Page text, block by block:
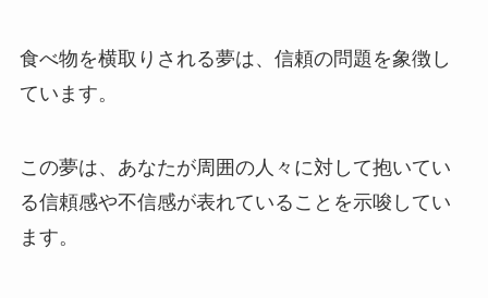
食べ物を横取りされる夢は、信頼の問題を象徴し
ています。
この夢は、あなたが周囲の人々に対して抱いてい
る信頼感や不信感が表れていることを示唆してい
ます。